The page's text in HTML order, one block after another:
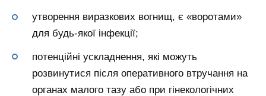
утворення виразкових вогнищ, є «воротами»
для будь-якої інфекції;
потенційні ускладнення, які можуть
розвинутися після оперативного втручання на
органах малого тазу або при гінекологічних